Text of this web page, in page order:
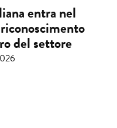
entra nel
del settore